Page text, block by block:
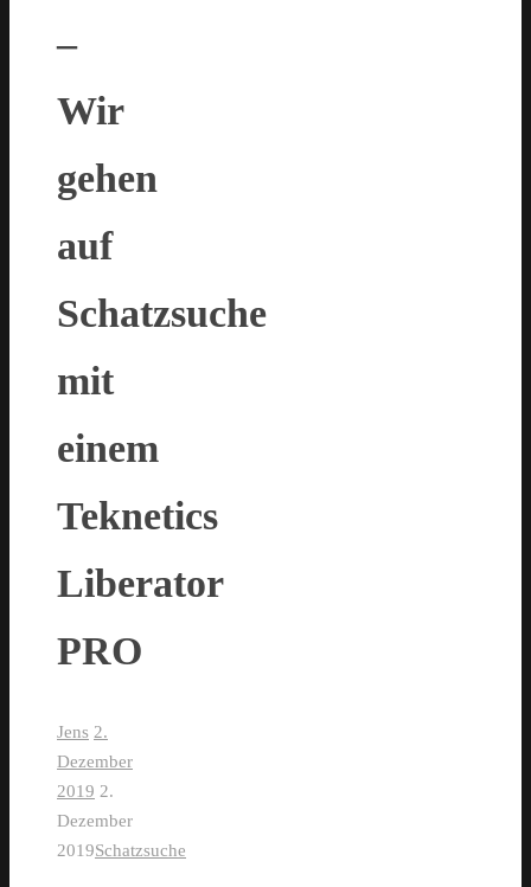
–
Wir
gehen
auf
Schatzsuche
mit
einem
Teknetics
Liberator
PRO
Jens 2.
Dezember
2019 2.
Dezember
2019Schatzsuche